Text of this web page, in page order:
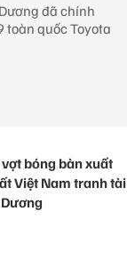
đã chính
toàn quốc Toyota
bóng bàn xuất
Việt Nam tranh tài